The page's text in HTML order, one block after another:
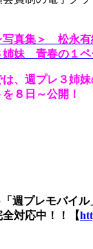
真集＞ 松永有
妹 青春の１ペ
、週プレ３姉
８日～公開！
週プレモバイ
対応中！！【